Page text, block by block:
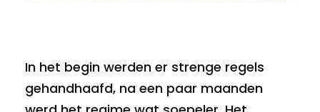
In het begin werden er strenge regels
gehandhaafd, na een paar maanden